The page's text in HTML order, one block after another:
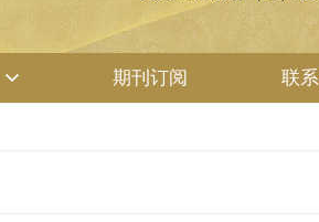
期刊订阅 联